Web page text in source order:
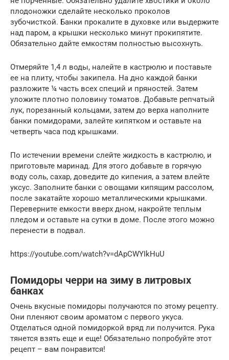
плодоножки сделайте несколько проколов
зубочисткой. Банки прокалите в духовке или выдержите
над паром, а крышки несколько минут прокипятите.
Обязательно дайте емкостям полностью высохнуть.
Отмеряйте 1,4 л воды, налейте в кастрюлю и поставьте
ее на плиту, чтобы закипела. На дно каждой банки
разложите ¼ часть всех специй и пряностей. Затем
уложите плотно половину томатов. Добавьте репчатый
лук, порезанный кольцами, затем до верха наполните
банки помидорами, залейте кипятком и оставьте на
четверть часа под крышками.
По истечении времени слейте жидкость в кастрюлю, и
приготовьте маринад. Для этого добавьте в горячую
воду соль, сахар, доведите до кипения, а затем влейте
уксус. Заполните банки с овощами кипящим рассолом,
после закатайте хорошо металлическими крышками.
Переверните емкости вверх дном, накройте теплым
пледом и оставьте на сутки в доме. После этого можно
перенести в подвал.
https://youtube.com/watch?v=dApCWYIkHuU
Помидоры черри на зиму в литровых
банках
Очень вкусные помидоры получаются по этому рецепту.
Они пленяют своим ароматом с первого укуса.
Отделаться одной помидоркой вряд ли получится. Рука
тянется взять еще и еще! Обязательно попробуйте этот
рецепт – вам понравится!